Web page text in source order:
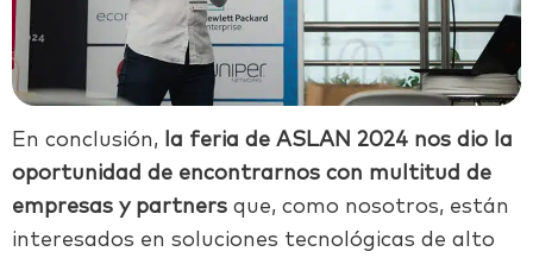
En conclusión, la feria de ASLAN 2024 nos dio la
oportunidad de encontrarnos con multitud de
empresas y partners que, como nosotros, están
interesados en soluciones tecnológicas de alto